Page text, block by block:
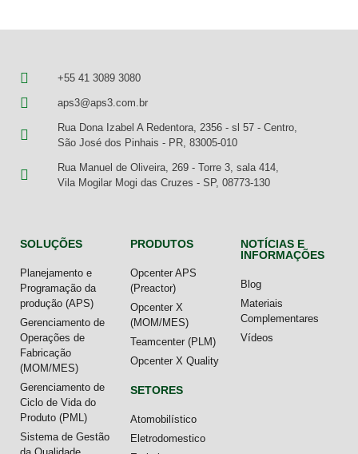
+55 41 3089 3080
aps3@aps3.com.br
Rua Dona Izabel A Redentora, 2356 - sl 57 - Centro,
São José dos Pinhais - PR, 83005-010
Rua Manuel de Oliveira, 269 - Torre 3, sala 414,
Vila Mogilar Mogi das Cruzes - SP, 08773-130
SOLUÇÕES
Planejamento e
Programação da
produção (APS)
Gerenciamento de
Operações de
Fabricação
(MOM/MES)
Gerenciamento de
Ciclo de Vida do
Produto (PML)
Sistema de Gestão
PRODUTOS
Opcenter APS
(Preactor)
Opcenter X
(MOM/MES)
Teamcenter (PLM)
Opcenter X Quality
SETORES
Atomobilístico
Eletrodomestico
NOTÍCIAS E
INFORMAÇÕES
Blog
Materiais
Complementares
Vídeos